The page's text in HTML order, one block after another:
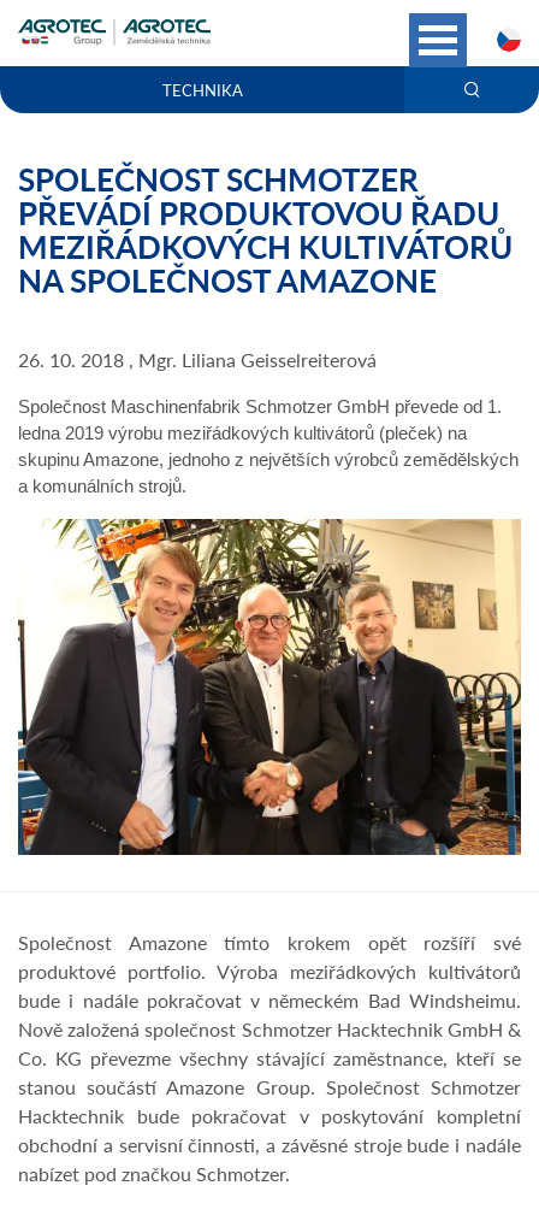
TECHNIKA
SPOLEČNOST SCHMOTZER
PŘEVÁDÍ PRODUKTOVOU ŘADU
MEZIŘÁDKOVÝCH KULTIVÁTORŮ
NA SPOLEČNOST AMAZONE
26. 10. 2018 , Mgr. Liliana Geisselreiterová
Společnost Maschinenfabrik Schmotzer GmbH převede od 1.
ledna 2019 výrobu meziřádkových kultivátorů (pleček) na
skupinu Amazone, jednoho z největších výrobců zemědělských
a komunálních strojů.
Společnost Amazone tímto krokem opět rozšíří své
produktové portfolio. Výroba meziřádkových kultivátorů
bude i nadále pokračovat v německém Bad Windsheimu.
Nově založená společnost Schmotzer Hacktechnik GmbH &
Co. KG převezme všechny stávající zaměstnance, kteří se
stanou součástí Amazone Group. Společnost Schmotzer
Hacktechnik bude pokračovat v poskytování kompletní
obchodní a servisní činnosti, a závěsné stroje bude i nadále
nabízet pod značkou Schmotzer.